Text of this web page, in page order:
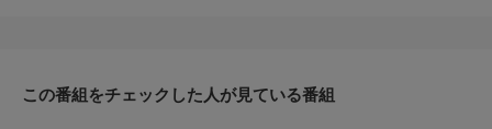
この番組をチェックした人が見ている番組